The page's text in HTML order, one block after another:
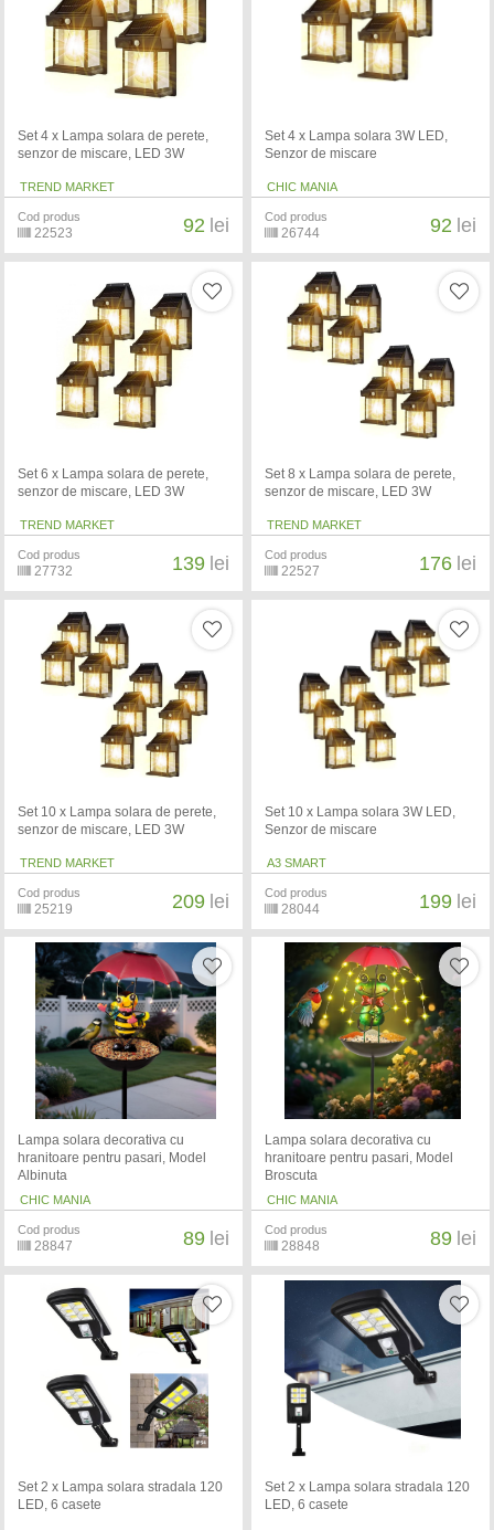
Set 4 x Lampa solara de perete,
senzor de miscare, LED 3W
TREND MARKET
Cod produs
22523 92 lei
Set 4 x Lampa solara 3W LED,
Senzor de miscare
CHIC MANIA
Cod produs
26744 92 lei
Set 6 x Lampa solara de perete,
senzor de miscare, LED 3W
TREND MARKET
Cod produs
27732 139 lei
Set 8 x Lampa solara de perete,
senzor de miscare, LED 3W
TREND MARKET
Cod produs
22527 176 lei
Set 10 x Lampa solara de perete,
senzor de miscare, LED 3W
TREND MARKET
Cod produs
25219 209 lei
Set 10 x Lampa solara 3W LED,
Senzor de miscare
A3 SMART
Cod produs
28044 199 lei
Lampa solara decorativa cu
hranitoare pentru pasari, Model
Albinuta
CHIC MANIA
Cod produs
28847 89 lei
Lampa solara decorativa cu
hranitoare pentru pasari, Model
Broscuta
CHIC MANIA
Cod produs
28848 89 lei
Set 2 x Lampa solara stradala 120
LED, 6 casete
Set 2 x Lampa solara stradala 120
LED, 6 casete